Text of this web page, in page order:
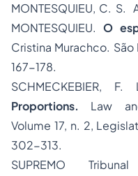
MONTESQUIEU, C.
MONTESQUIEU.O
Cristina Murachco.
167-178.
SCHMECKEBIER,
Proportions. Law
Volume 17, n. 2,
302-313.
SUPREMO